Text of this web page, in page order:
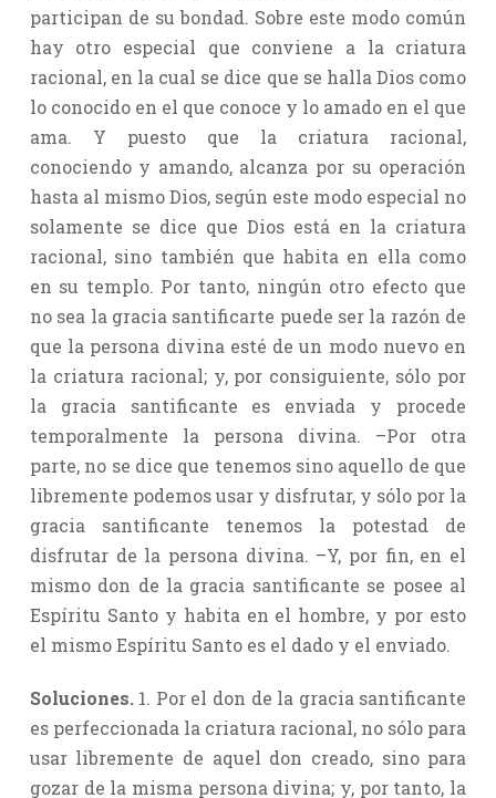
participan de su bondad. Sobre este modo común
hay otro especial que conviene a la criatura
racional, en la cual se dice que se halla Dios como
lo conocido en el que conoce y lo amado en el que
ama. Y puesto que la criatura racional,
conociendo y amando, alcanza por su operación
hasta al mismo Dios, según este modo especial no
solamente se dice que Dios está en la criatura
racional, sino también que habita en ella como
en su templo. Por tanto, ningún otro efecto que
no sea la gracia santificarte puede ser la razón de
que la persona divina esté de un modo nuevo en
la criatura racional; y, por consiguiente, sólo por
la gracia santificante es enviada y procede
temporalmente la persona divina. –Por otra
parte, no se dice que tenemos sino aquello de que
libremente podemos usar y disfrutar, y sólo por la
gracia santificante tenemos la potestad de
disfrutar de la persona divina. –Y, por fin, en el
mismo don de la gracia santificante se posee al
Espíritu Santo y habita en el hombre, y por esto
el mismo Espíritu Santo es el dado y el enviado.
Soluciones.1. Por el don de la gracia santificante
es perfeccionada la criatura racional, no sólo para
usar libremente de aquel don creado, sino para
gozar de la misma persona divina; y, por tanto, la